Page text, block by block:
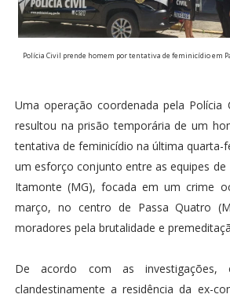
Polícia Civil prende homem por tentativa de feminicídio em
Uma operação coordenada pela Polícia
resultou na prisão temporária de um
tentativa de feminicídio na última quarta-
um esforço conjunto entre as equipes de
Itamonte (MG), focada em um crime
março, no centro de Passa Quatro
moradores pela brutalidade e
De acordo com as investigações,
clandestinamente a residência da ex-